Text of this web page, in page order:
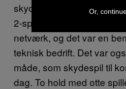
skydespil. Det var et af de
2-spil, der gav mulighed
netværk, og det var en
teknisk bedrift. Det var
måde, som skydespil til
dag. To hold med otte
Or,